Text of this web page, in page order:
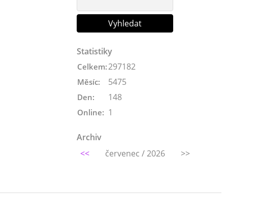
Statistiky
Online: 1
Celkem:297182
Měsíc: 5475
Den: 148
Archiv
<<
červenec / 2026 >>